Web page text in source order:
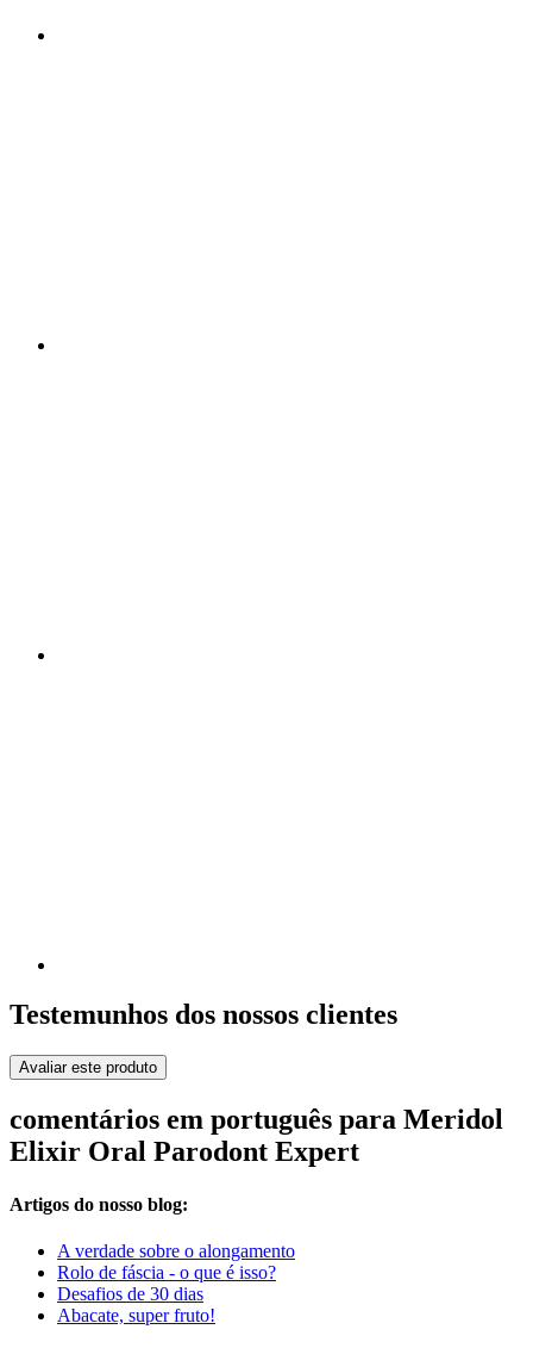
Testemunhos dos nossos clientes
Avaliar este produto
comentários em português para Meridol
Elixir Oral Parodont Expert
Artigos do nosso blog:
A verdade sobre o alongamento
Rolo de fáscia - o que é isso?
Desafios de 30 dias
Abacate, super fruto!